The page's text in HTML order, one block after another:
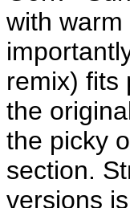
with
remix) fits
the
the picky
section.
versions